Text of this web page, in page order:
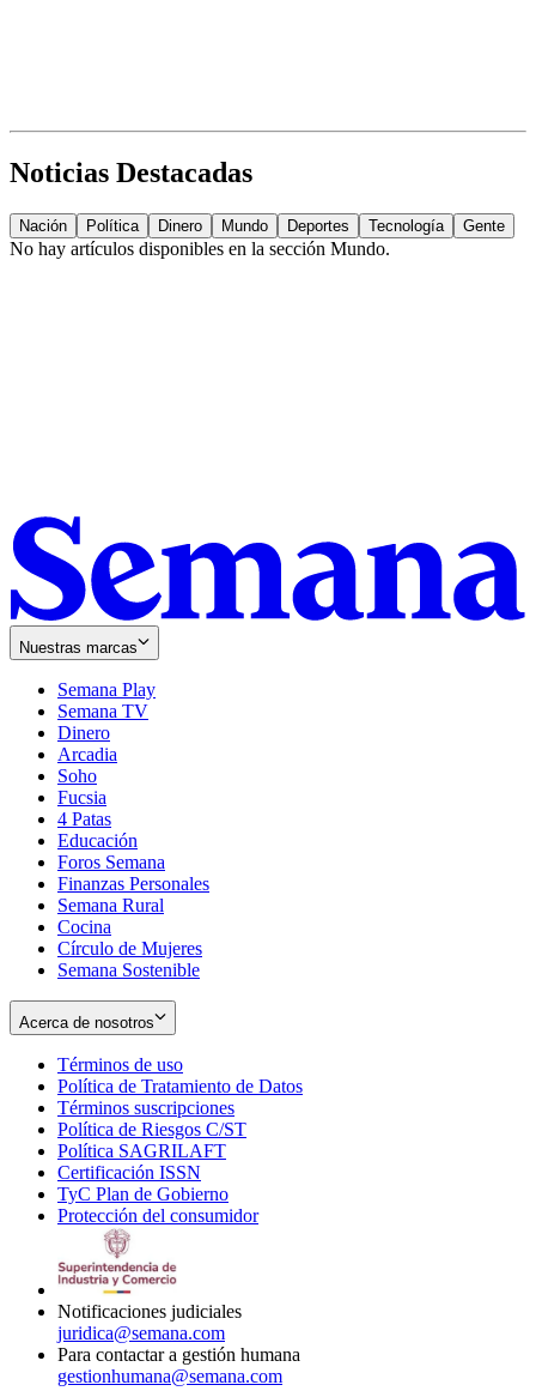
Noticias Destacadas
Nación Política Dinero Mundo Deportes Tecnología Gente
No hay artículos disponibles en la sección Mundo.
Nuestras marcas
Semana Play
Semana TV
Dinero
Arcadia
Soho
in
new
window
Fucsia
in
new
window
4 Patas
Educación
Foros Semana
Finanzas Personales
Semana Rural
Cocina
Círculo de Mujeres
Semana Sostenible
Acerca de nosotros
Términos de uso
in
new
window
Política de Tratamiento de Datos
Términos suscripciones
in
Política de Riesgos C/ST
Política SAGRILAFT
new
window
Certificación ISSN
in
new
TyC Plan de Gobierno
in
Protección del consumidorOpens
Notificaciones judiciales
juridica@semana.com
Para contactar a gestión humana
gestionhumana@semana.com